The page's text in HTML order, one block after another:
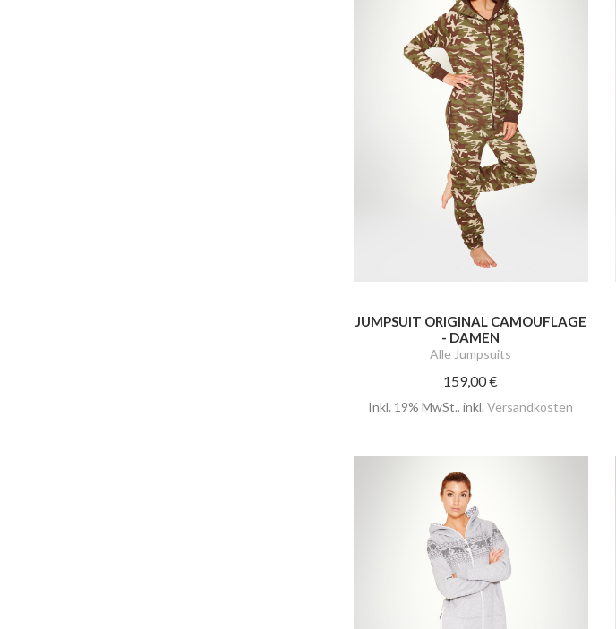
JUMPSUIT ORIGINAL CAMOUFLAGE
- DAMEN
Alle Jumpsuits
159,00 €
Inkl. 19% MwSt.,inkl.Versandkosten